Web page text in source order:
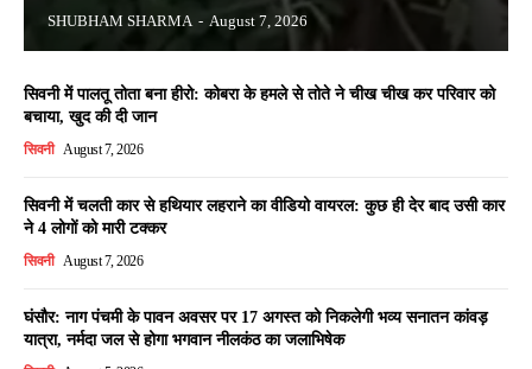
SHUBHAM SHARMA - August 7, 2026
सिवनी में पालतू तोता बना हीरो: कोबरा के हमले से तोते ने चीख चीख कर परिवार को
बचाया, खुद की दी जान
सिवनी August 7, 2026
सिवनी में चलती कार से हथियार लहराने का वीडियो वायरल: कुछ ही देर बाद उसी कार
ने 4 लोगों को मारी टक्कर
सिवनी August 7, 2026
घंसौर: नाग पंचमी के पावन अवसर पर 17 अगस्त को निकलेगी भव्य सनातन कांवड़
यात्रा, नर्मदा जल से होगा भगवान नीलकंठ का जलाभिषेक